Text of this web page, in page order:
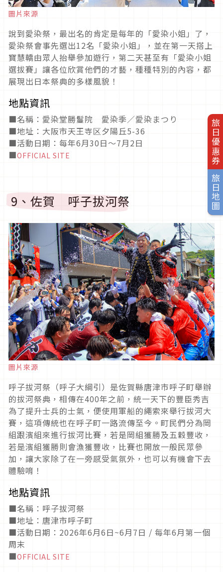
旅日優惠券
旅日地圖
圖片來源
說到愛染祭，最出名的肯定是每年的「愛染小姐」了，
愛染祭會事先選出12名「愛染小姐」，並在第一天搭上
寶慧轎由眾人抬舉參加遊行，第二天甚至有「愛染小姐
選拔賽」讓各位欣賞他們的才藝，種種特別的內容，都
展現出日本祭典的多樣風貌！
地點資訊
■名稱：愛染堂勝鬘院 愛染季／愛染まつり
■地址：大阪市天王寺区夕陽丘5-36
■活動日期：每年6月30日～7月2日
■OFFICIAL SITE
9、佐賀 呼子拔河祭
圖片來源
呼子拔河祭（呼子大綱引）是佐賀縣唐津市呼子町舉辦
的拔河祭典，相傳在400年之前，統一天下的豐臣秀吉
為了提升士兵的士氣，便使用軍船的繩索來舉行拔河大
賽，這項傳統也在呼子町一路流傳至今。町民們分為岡
組跟濱組來進行拔河比賽，若是岡組獲勝及五穀豐收，
若是濱組獲勝則會漁獲豐收，比賽也開放一般民眾參
加，讓大家除了在一旁感受氣氛外，也可以有機會下去
體驗唷！
地點資訊
■名稱：呼子拔河祭
■地址：唐津市呼子町
■活動日期：2026年6月6日~6月7日 / 每年6月第一個
周末
■OFFICIAL SITE